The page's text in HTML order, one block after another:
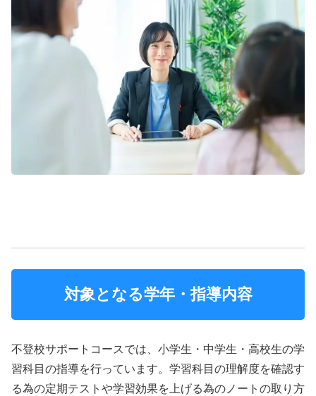
対象となる学年・指導内容
不登校サポートコースでは、小学生・中学生・高校生の学
習科目の指導を行っています。学習科目の理解度を確認す
る為の定期テストや学習効果を上げる為のノートの取り方